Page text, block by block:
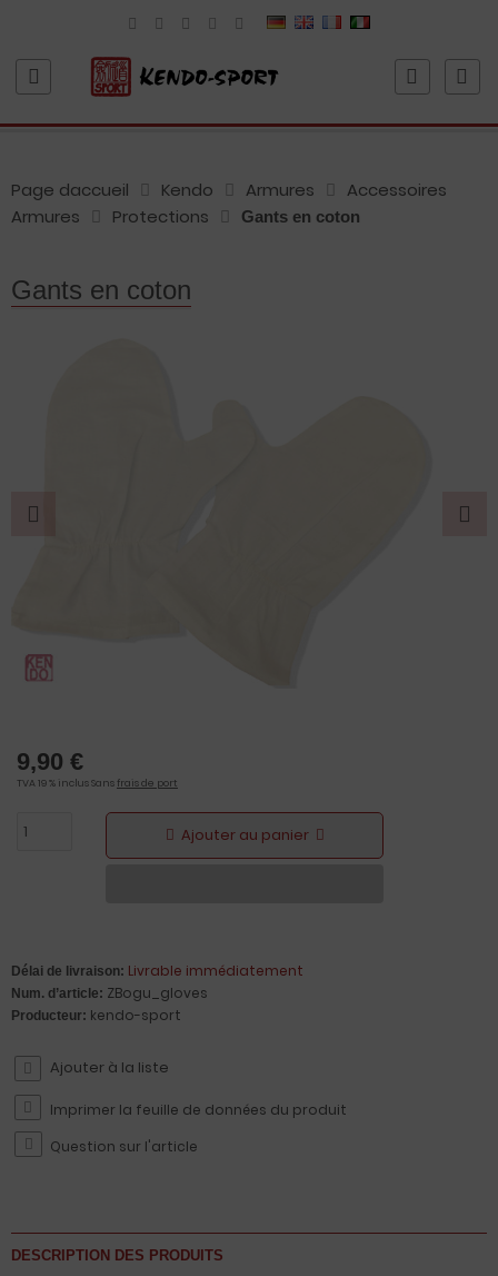
Page daccueil Kendo Armures
Accessoires
Armures
Protections Gants en coton
Gants en coton
9,90 €
TVA 19 % inclus Sans frais de port
Ajouter au panier
Délai de livraison: Livrable immédiatement
Num. d’article: ZBogu_gloves
Producteur: kendo-sport
Imprimer la feuille de données du produit
Question sur l'article
DESCRIPTION DES PRODUITS